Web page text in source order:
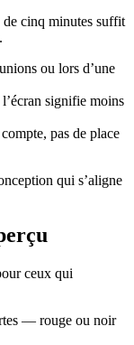
de cinq minutes suffit
ou lors d’une
signifie moins
pas de place
qui s’aligne
ceux qui
— rouge ou noir